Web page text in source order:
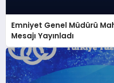
Emniyet Genel Müdürü
Mesajı Yayınladı